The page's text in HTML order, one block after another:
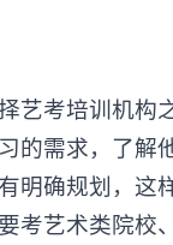
考培训机构
的需求，了解
明确规划，这
考艺术类院校